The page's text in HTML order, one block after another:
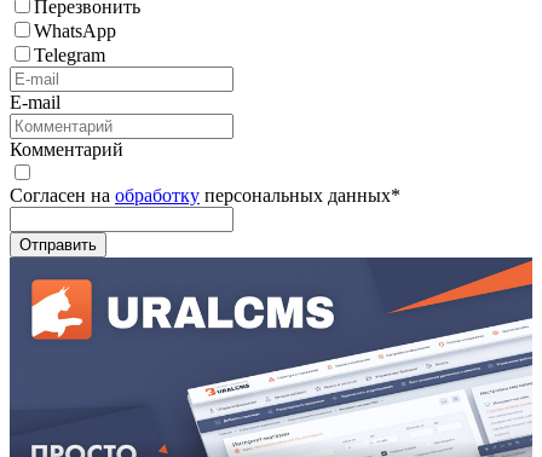
Перезвонить
WhatsApp
Telegram
E-mail
Комментарий
Согласен на обработку персональных данных*